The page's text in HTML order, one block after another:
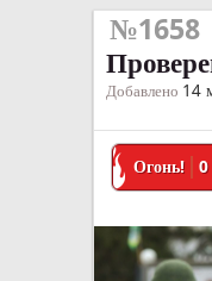
№1658
Добавлено 14
Огонь! 0